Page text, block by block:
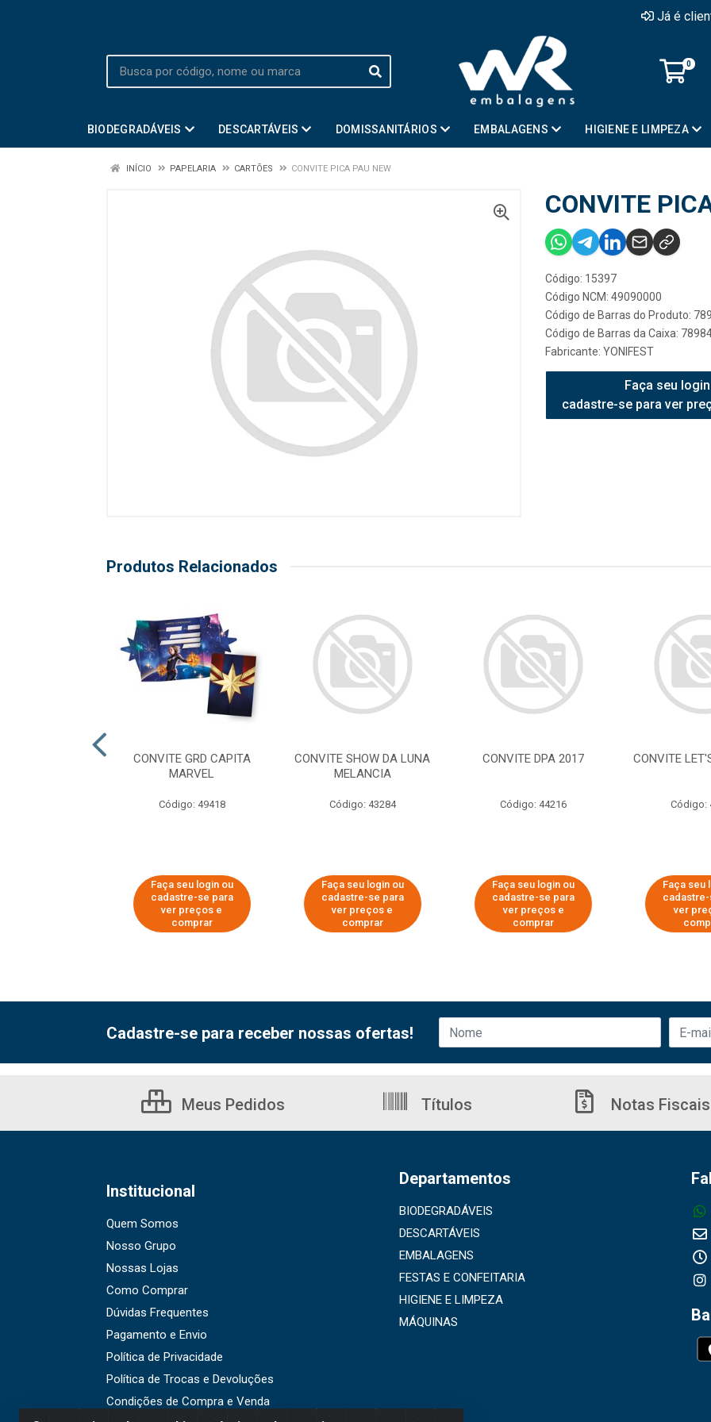
Já é
0
BIODEGRADÁVEIS DESCARTÁVEIS DOMISSANITÁRIOS EMBALAGENS HIGIENE E LIMPEZA
INÍCIO PAPELARIA CARTÕES CONVITE PICA PAU NEW
CONVITE
Código: 15397
Código NCM: 49090000
Código de Barras do Produto:
Código de Barras da Caixa:
Fabricante: YONIFEST
Faça seu
cadastre-se para ver
Produtos Relacionados
CONVITE GRD CAPITA
MARVEL
Código: 49418
Faça seu login ou
cadastre-se para
ver preços e
comprar
CONVITE SHOW DA LUNA
MELANCIA
Código: 43284
Faça seu login ou
cadastre-se para
ver preços e
comprar
CONVITE DPA 2017
Código: 44216
Faça seu login ou
cadastre-se para
ver preços e
comprar
CONVITE
Código:
Faça seu
ver
Cadastre-se para receber nossas ofertas!
Meus Pedidos Títulos Notas Fiscais
Institucional
Quem Somos
Nosso Grupo
Nossas Lojas
Como Comprar
Dúvidas Frequentes
Pagamento e Envio
Política de Privacidade
Política de Trocas e Devoluções
Condições de Compra e Venda
Departamentos
BIODEGRADÁVEIS
DESCARTÁVEIS
EMBALAGENS
FESTAS E CONFEITARIA
HIGIENE E LIMPEZA
MÁQUINAS